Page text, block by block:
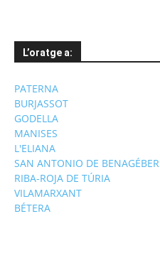
L’oratge a:
PATERNA
BURJASSOT
GODELLA
MANISES
L'ELIANA
SAN ANTONIO DE BENAGÉBER
RIBA-ROJA DE TÚRIA
VILAMARXANT
BÉTERA